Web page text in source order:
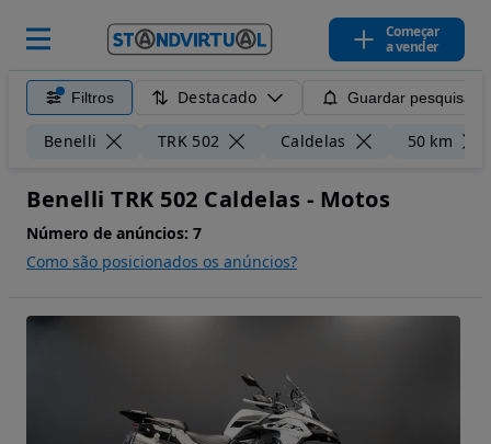
Começar
a vender
Filtros Destacado Guardar pesquisa
Benelli TRK 502 Caldelas 50 km
Benelli TRK 502 Caldelas - Motos
Número de anúncios: 7
Como são posicionados os anúncios?